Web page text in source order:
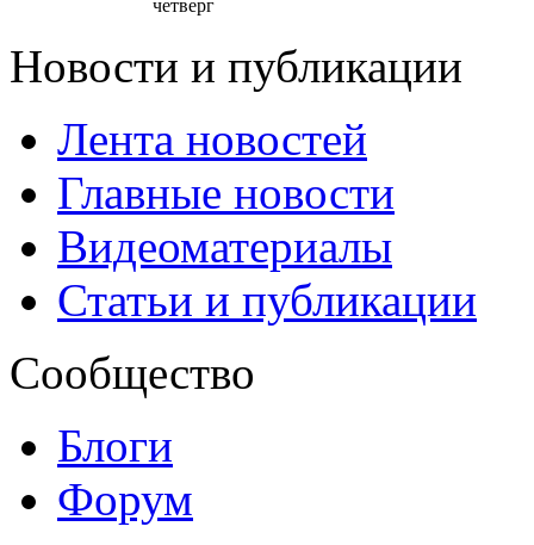
четверг
Новости и публикации
Лента новостей
Главные новости
Видеоматериалы
Статьи и публикации
Сообщество
Блоги
Форум